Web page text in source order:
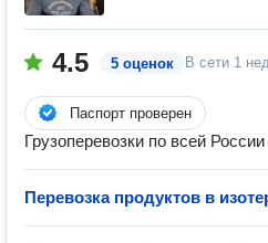
4.5 5 оценок В сети 1
Паспорт проверен
Грузоперевозки по всей
Перевозка продуктов в